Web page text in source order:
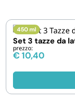
IGIENE E
450 ml
Set 3 tazze da
prezzo:
€10,40